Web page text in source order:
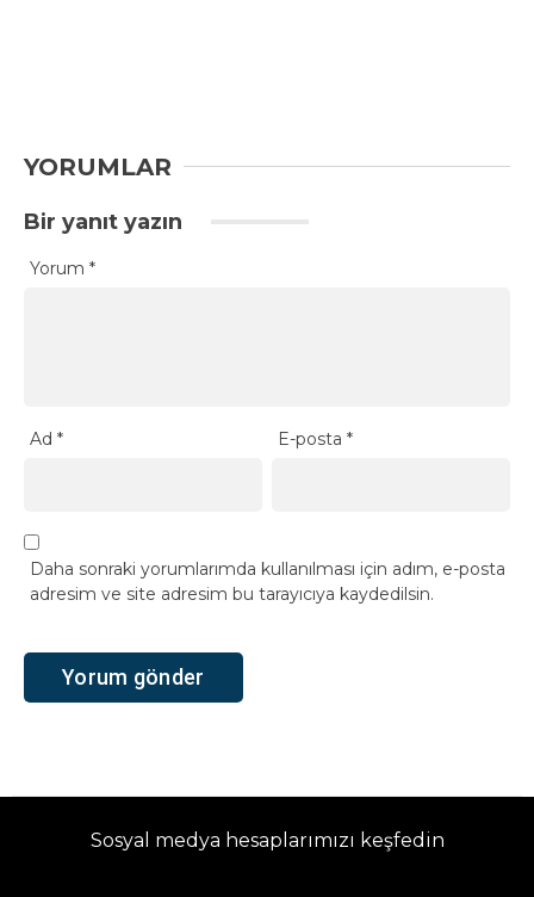
YORUMLAR
Bir yanıt yazın
Yorum *
Ad * E-posta*
Daha sonraki yorumlarımda kullanılması için adım, e-posta
adresim ve site adresim bu tarayıcıya kaydedilsin.
Sosyal medya hesaplarımızı keşfedin